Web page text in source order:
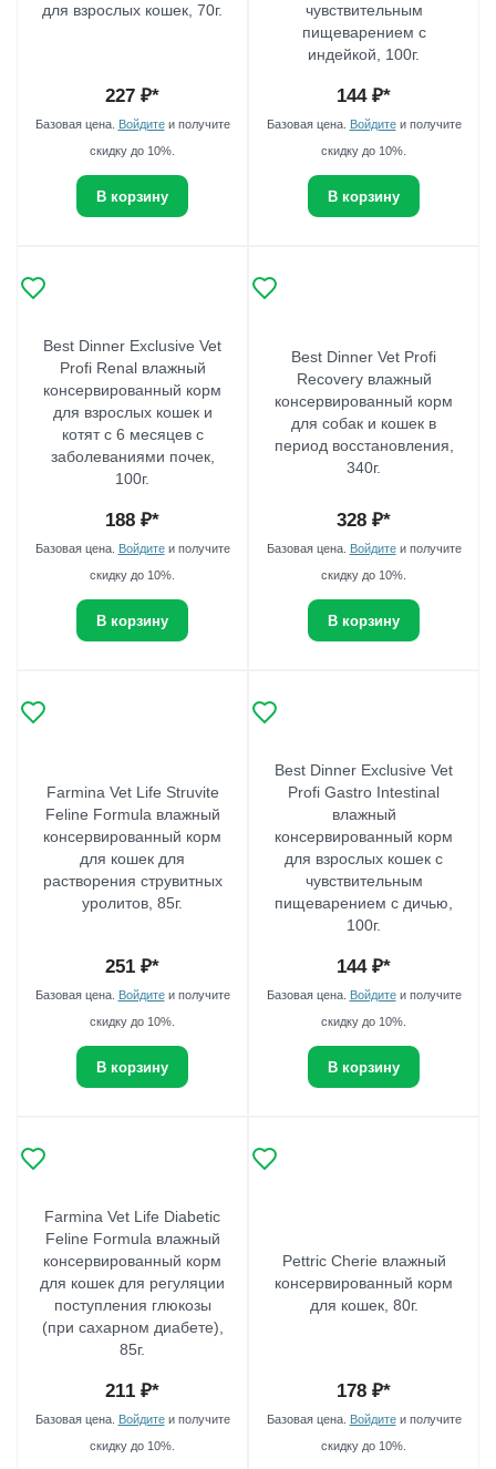
для взрослых кошек, 70г.
227 ₽*
Базовая цена. Войдитеи получите
скидку до 10%.
В корзину
чувствительным
пищеварением с
индейкой, 100г.
144₽*
Базовая цена. Войдитеи получите
скидку до 10%.
В корзину
Best Dinner Exclusive Vet
Profi Renal влажный
консервированный корм
для взрослых кошек и
котят с 6 месяцев с
заболеваниями почек,
100г.
188 ₽*
Базовая цена. Войдитеи получите
скидку до 10%.
В корзину
Best Dinner Vet Profi
Recovery влажный
консервированный корм
для собак и кошек в
период восстановления,
340г.
328 ₽*
Базовая цена. Войдитеи получите
скидку до 10%.
В корзину
Farmina Vet Life Struvite
Feline Formula влажный
консервированный корм
для кошек для
растворения струвитных
уролитов, 85г.
251 ₽*
Базовая цена. Войдитеи получите
скидку до 10%.
В корзину
Best Dinner Exclusive Vet
Profi Gastro Intestinal
влажный
консервированный корм
для взрослых кошек с
чувствительным
пищеварением с дичью,
100г.
144₽*
Базовая цена. Войдитеи получите
скидку до 10%.
В корзину
Farmina Vet Life Diabetic
Feline Formula влажный
консервированный корм
для кошек для регуляции
поступления глюкозы
(при сахарном диабете),
85г.
211 ₽*
Базовая цена. Войдитеи получите
скидку до 10%.
Pettric Cherie влажный
консервированный корм
для кошек, 80г.
178 ₽*
Базовая цена. Войдитеи получите
скидку до 10%.